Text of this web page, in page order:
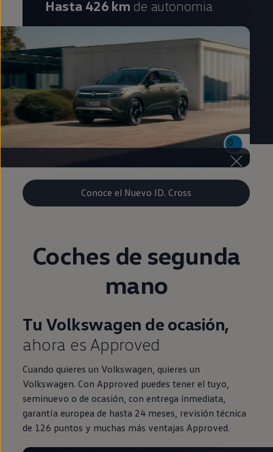
Conoce el Nuevo ID. Cross
Hasta 426 km de autonomia
Coches de segunda
mano
Tu Volkswagen de ocasión,
ahora es Approved
Cuando quieres un Volkswagen, quieres un
Volkswagen. Con Approved puedes tener el tuyo,
seminuevo o de ocasión, con entrega inmediata,
garantía europea de hasta 24 meses, revisión técnica
de 126 puntos y muchas más ventajas Approved.